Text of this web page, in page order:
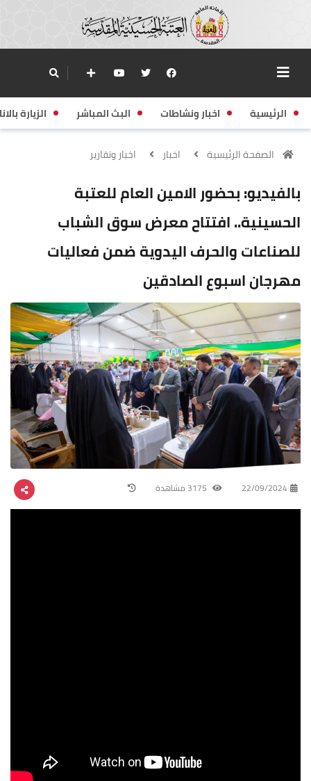
الرئيسية اخبار ونشاطات البث المباشر الزيارة
الصفحة الرئيسية اخبار اخبار وتقارير
بالفيديو: بحضور الامين العام للعتبة
الحسينية.. افتتاح معرض سوق الشباب
للصناعات والحرف اليدوية ضمن فعاليات
مهرجان اسبوع الصادقين
22/09/2024